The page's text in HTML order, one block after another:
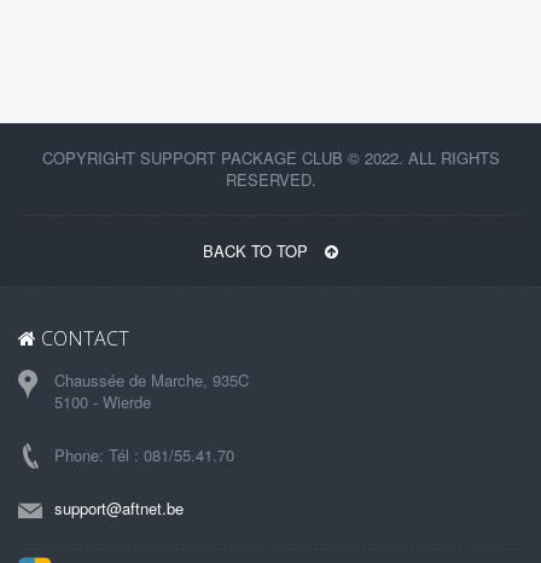
COPYRIGHT SUPPORT PACKAGE CLUB © 2022. ALL RIGHTS
RESERVED.
BACK TO TOP
CONTACT
Chaussée de Marche, 935C
5100 - Wierde
Phone: Tél : 081/55.41.70
support@aftnet.be